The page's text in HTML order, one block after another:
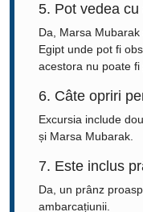
5. Pot vedea
Da, Marsa
Egipt unde pot fi
acestora nu poate fi
6. Câte opriri
Excursia include
și Marsa Mubarak.
7. Este inclus
Da, un prânz
ambarcațiunii.